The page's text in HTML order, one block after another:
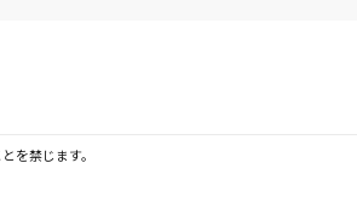
を禁じます。